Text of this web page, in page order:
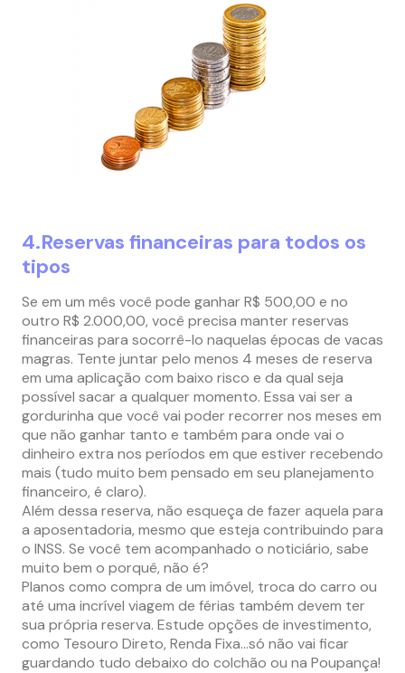
4.Reservas financeiras para todos os
tipos
Se em um mês você pode ganhar R$ 500,00 e no
outro R$ 2.000,00, você precisa manter reservas
financeiras para socorrê-lo naquelas épocas de vacas
magras. Tente juntar pelo menos 4 meses de reserva
em uma aplicação com baixo risco e da qual seja
possível sacar a qualquer momento. Essa vai ser a
gordurinha que você vai poder recorrer nos meses em
que não ganhar tanto e também para onde vai o
dinheiro extra nos períodos em que estiver recebendo
mais (tudo muito bem pensado em seu planejamento
financeiro, é claro).
Além dessa reserva, não esqueça de fazer aquela para
a aposentadoria, mesmo que esteja contribuindo para
o INSS. Se você tem acompanhado o noticiário, sabe
muito bem o porquê, não é?
Planos como compra de um imóvel, troca do carro ou
até uma incrível viagem de férias também devem ter
sua própria reserva. Estude opções de investimento,
como Tesouro Direto, Renda Fixa…só não vai ficar
guardando tudo debaixo do colchão ou na Poupança!